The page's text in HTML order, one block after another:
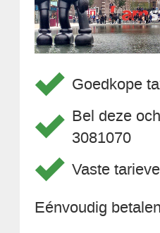
Goedkope
Bel deze
3081070
Vaste
Eénvoudig